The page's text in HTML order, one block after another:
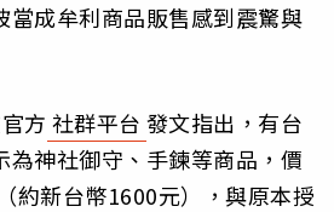
當成牟利商品販售感到震驚與
方 社群平台 發文指出，有台
為神社御守、手鍊等商品，價
約新台幣1600元），與原本授